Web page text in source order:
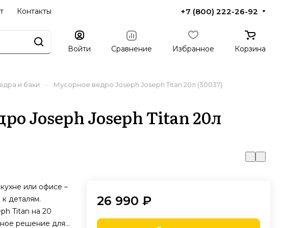
Контакты +7 (800) 222-26-92
Войти Сравнение Избранное Корзина
и баки – Мусорное ведро Joseph Joseph Titan 20л (30037)
Joseph Joseph Titan 20л
или офисе –
деталям.
Titan на 20
решение для
26 990 ₽